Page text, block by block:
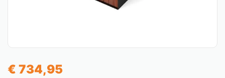
€ 734,95